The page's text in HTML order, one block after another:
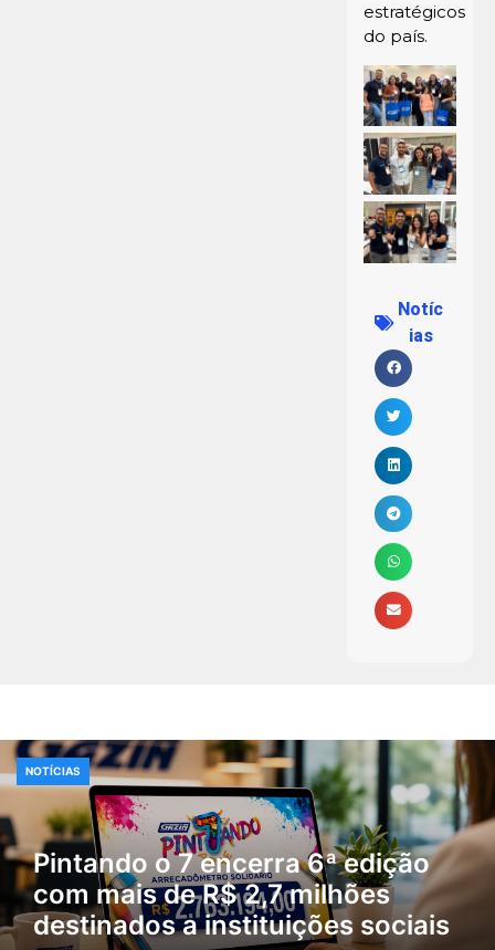
estratégicos
do país.
Notíc
ias
Pintando o 7 encerra 6ª edição
com mais de R$ 2,7 milhões
destinados a instituições sociais
NOTÍCIAS